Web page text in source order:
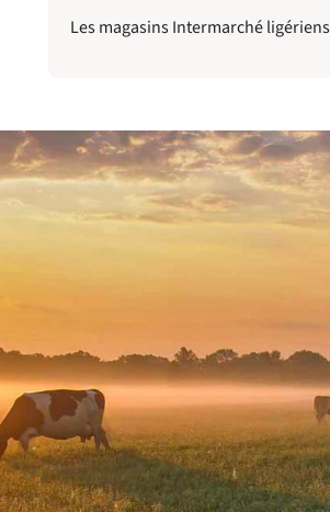
Les magasins Intermarché